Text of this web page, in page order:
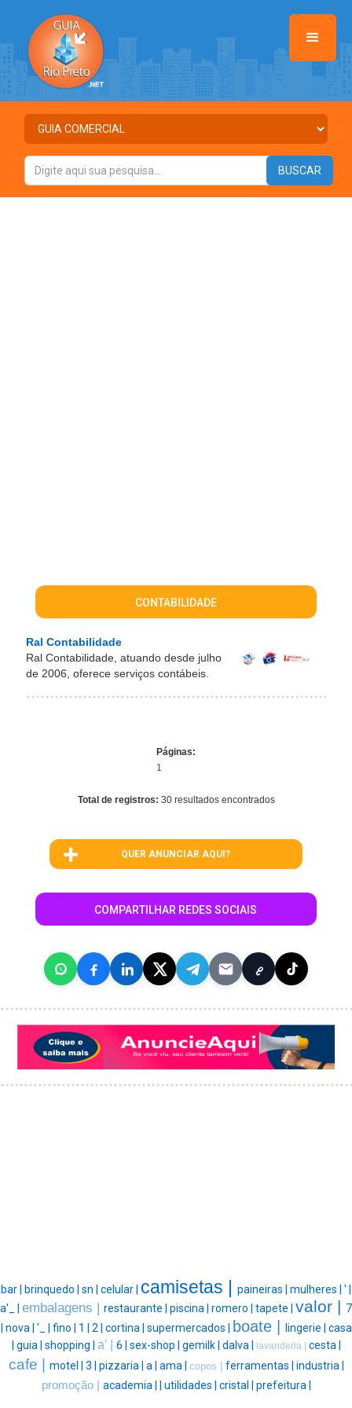
CONTABILIDADE
Ral Contabilidade
Ral Contabilidade, atuando desde julho
de 2006, oferece serviços contábeis.
Páginas:
1
Total de registros: 30 resultados encontrados
QUER ANUNCIAR AQUI?
COMPARTILHAR REDES SOCIAIS
bar | brinquedo | sn | celular | camisetas | paineiras | mulheres | ' |
a'_ | embalagens | restaurante | piscina | romero | tapete | valor | 7
nova | '_ | fino | 1 | 2 | cortina | supermercados | boate | lingerie | casa
guia | shopping | a' | 6 | sex-shop | gemilk | dalva | lavanderia | cesta |
cafe | motel | 3 | pizzaria | a | ama | copos | ferramentas | industria |
promoção | academia | utilidades | cristal | prefeitura |